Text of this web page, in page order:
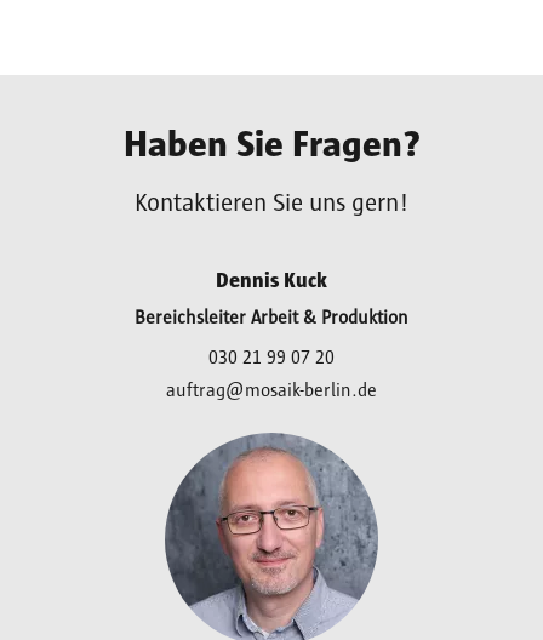
Haben Sie Fragen?
Kontaktieren Sie uns gern!
Dennis Kuck
Bereichsleiter Arbeit & Produktion
030 21 99 07 20
auftrag@mosaik-berlin.de